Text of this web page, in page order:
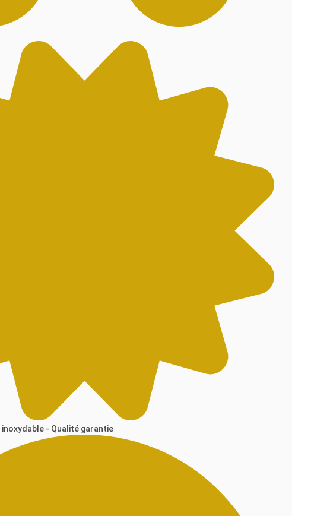
- Qualité garantie